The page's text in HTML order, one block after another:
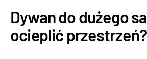
Dywan do dużego
ocieplić przestrzeń?